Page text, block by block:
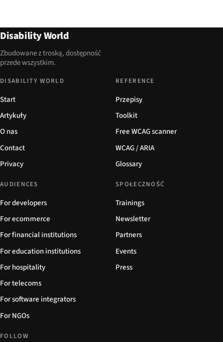
Disability World
Zbudowane z troską, dostępność
przede wszystkim.
DISABILITY WORLD
Start
Artykuły
O nas
Contact
Privacy
REFERENCE
Przepisy
Toolkit
Free WCAG scanner
WCAG / ARIA
Glossary
AUDIENCES
For developers
For ecommerce
For financial institutions
For education institutions
For hospitality
For telecoms
For software integrators
For NGOs
SPOŁECZNOŚĆ
Trainings
Newsletter
Partners
Events
Press
FOLLOW